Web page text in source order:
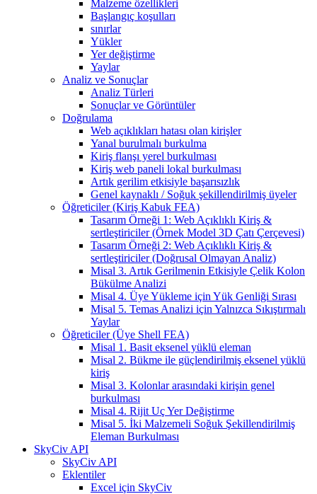
Malzeme özellikleri
Başlangıç ​​koşulları
sınırlar
Yükler
Yer değiştirme
Yaylar
Analiz ve Sonuçlar
Analiz Türleri
Sonuçlar ve Görüntüler
Doğrulama
Web açıklıkları hatası olan kirişler
Yanal burulmalı burkulma
Kiriş flanşı yerel burkulması
Kiriş web paneli lokal burkulması
Artık gerilim etkisiyle başarısızlık
Genel kaynaklı / Soğuk şekillendirilmiş üyeler
Öğreticiler (Kiriş Kabuk FEA)
Tasarım Örneği 1: Web Açıklıklı Kiriş &
sertleştiriciler (Örnek Model 3D Çatı Çerçevesi)
Tasarım Örneği 2: Web Açıklıklı Kiriş &
sertleştiriciler (Doğrusal Olmayan Analiz)
Misal 3. Artık Gerilmenin Etkisiyle Çelik Kolon
Bükülme Analizi
Misal 4. Üye Yükleme için Yük Genliği Sırası
Misal 5. Temas Analizi için Yalnızca Sıkıştırmalı
Yaylar
Öğreticiler (Üye Shell FEA)
Misal 1. Basit eksenel yüklü eleman
Misal 2. Bükme ile güçlendirilmiş eksenel yüklü
kiriş
Misal 3. Kolonlar arasındaki kirişin genel
burkulması
Misal 4. Rijit Uç Yer Değiştirme
Misal 5. İki Malzemeli Soğuk Şekillendirilmiş
Eleman Burkulması
SkyCiv API
SkyCiv API
Eklentiler
Excel için SkyCiv